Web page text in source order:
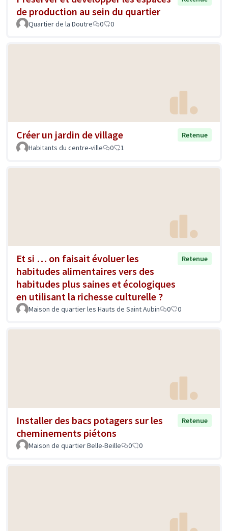
de production au sein du quartier
Quartier de la Doutre 0 0
Créer un jardin de village
Retenue
Habitants du centre-ville
0 1
Et si … on faisait évoluer les
habitudes alimentaires vers des
habitudes plus saines et écologiques
en utilisant la richesse culturelle ?
Retenue
Maison de quartier les Hauts de Saint Aubin 0 0
Installer des bacs potagers sur les
cheminements piétons
Retenue
Maison de quartier Belle-Beille 0 0